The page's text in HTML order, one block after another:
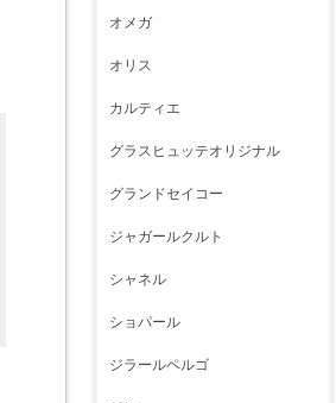
オメガ
オリス
カルティエ
グラスヒュッテオリジナル
グランドセイコー
ジャガールクルト
シャネル
ショパール
ジラールペルゴ